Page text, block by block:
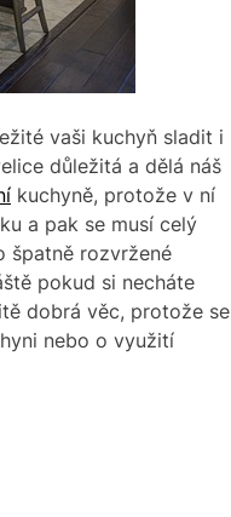
vaši kuchyň sladit i
důležitá a dělá náš
kuchyně, protože v ní
a pak se musí celý
špatně rozvržené
pokud si necháte
dobrá věc, protože se
nebo o využití